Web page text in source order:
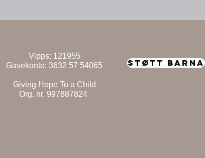
Vipps: 121955
Gavekonto: 3632 57 54065
Giving Hope To a Child
Org. nr. 997887824
STØTT BARNA